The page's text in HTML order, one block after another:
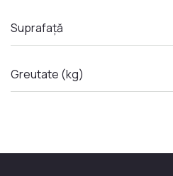
Suprafață
Greutate (kg)